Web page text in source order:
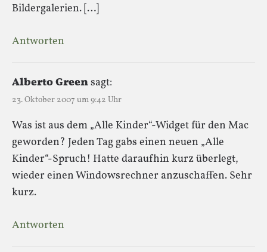
Bildergalerien. […]
Antworten
Alberto Greensagt:
23. Oktober 2007 um 9:42 Uhr
Was ist aus dem „Alle Kinder“-Widget für den Mac
geworden? Jeden Tag gabs einen neuen „Alle
Kinder“-Spruch! Hatte daraufhin kurz überlegt,
wieder einen Windowsrechner anzuschaffen. Sehr
kurz.
Antworten